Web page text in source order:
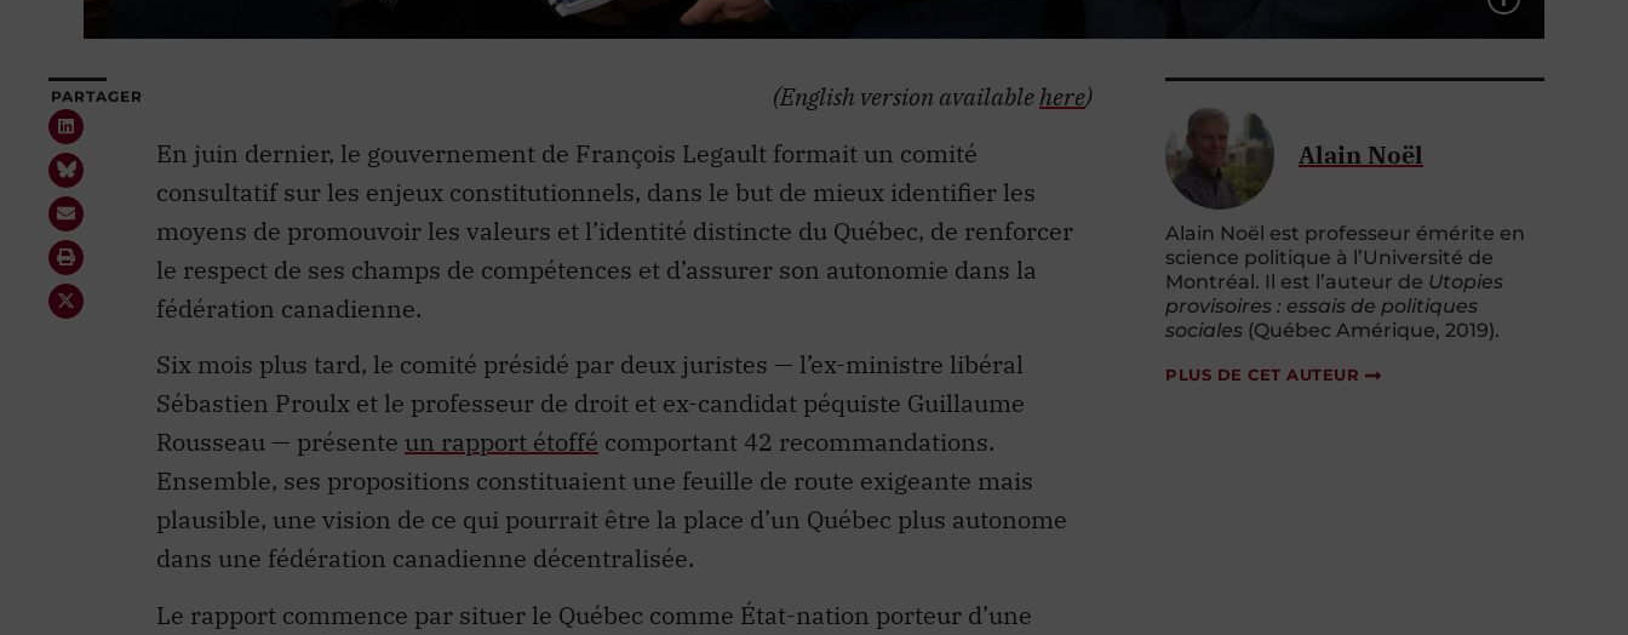
PARTAGER (English version availablehere)
En juin dernier, le gouvernement de François Legault formait un comité
consultatif sur les enjeux constitutionnels, dans le but de mieux identifier les
moyens de promouvoir les valeurs et l’identité distincte du Québec, de renforcer
le respect de ses champs de compétences et d’assurer son autonomie dans la
fédération canadienne.
Six mois plus tard, le comité présidé par deux juristes — l’ex-ministre libéral
Sébastien Proulx et le professeur de droit et ex-candidat péquiste Guillaume
Rousseau — présente un rapport étoffé comportant 42 recommandations.
Ensemble, ses propositions constituaient une feuille de route exigeante mais
plausible, une vision de ce qui pourrait être la place d’un Québec plus autonome
dans une fédération canadienne décentralisée.
Le rapport commence par situer le Québec comme État-nation porteur d’une
Alain Noël
Alain Noël est professeur émérite en
science politique à l’Université de
Montréal. Il est l’auteur de Utopies
provisoires : essais de politiques
sociales (Québec Amérique, 2019).
PLUS DE CET AUTEUR